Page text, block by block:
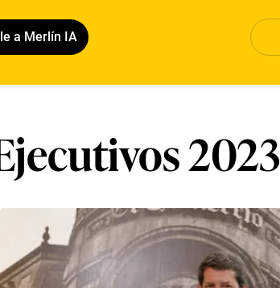
a Merlín IA
2023